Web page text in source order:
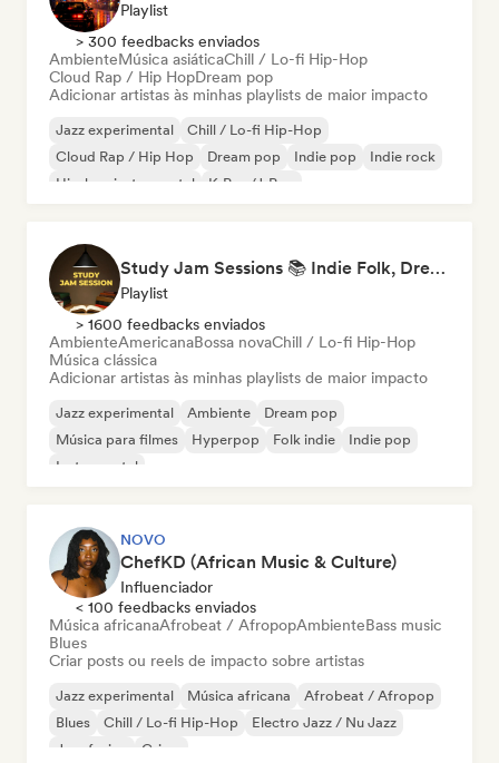
Playlist
> 300 feedbacks enviados
AmbienteMúsica asiáticaChill / Lo-fi Hip-Hop
Cloud Rap / Hip HopDream pop
Adicionar artistas às minhas playlists de maior impacto
Jazz experimental
Chill / Lo-fi Hip-Hop
Cloud Rap / Hip Hop
Dream pop Indie pop
Indie rock
Hip-hop instrumental
K-Pop/J-Pop
Study Jam Sessions 📚 Indie Folk, Dream Pop & Singer-Songwriter
Playlist
> 1600 feedbacks enviados
AmbienteAmericanaBossa novaChill / Lo-fi Hip-Hop
Música clássica
Adicionar artistas às minhas playlists de maior impacto
Jazz experimental Ambiente
Dream pop
Música para filmes
Hyperpop Folk indie
Indie pop
Instrumental
NOVO
ChefKD (African Music & Culture)
Influenciador
< 100 feedbacks enviados
Música africanaAfrobeat / AfropopAmbienteBass music
Blues
Criar posts ou reels de impacto sobre artistas
Jazz experimental Música africana
Afrobeat / Afropop
Blues
Chill / Lo-fi Hip-Hop
Electro Jazz / Nu Jazz
Jazz fusion
Grime